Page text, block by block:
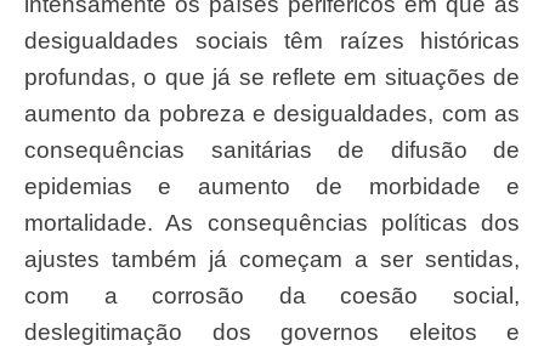
desigualdades sociais têm raízes históricas
profundas, o que já se reflete em situações de
aumento da pobreza e desigualdades, com as
consequências sanitárias de difusão de
epidemias e aumento de morbidade e
mortalidade. As consequências políticas dos
ajustes também já começam a ser sentidas,
com a corrosão da coesão social,
deslegitimação dos governos eleitos e